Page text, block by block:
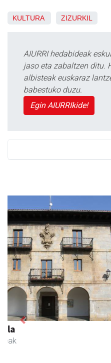
KULTURA ZIZURKIL
AIURRI hedabideak
jaso eta zabaltzen ditu.
albisteak euskaraz
babestuko duzu.
Egin AIURRIkide!
Previous